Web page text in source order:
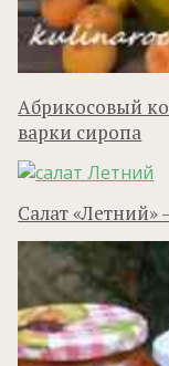
Абрикосовый
варки сиропа
Салат «Летний»